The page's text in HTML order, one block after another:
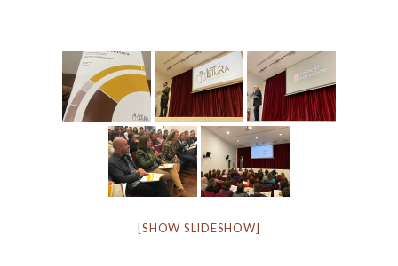
[SHOW SLIDESHOW]